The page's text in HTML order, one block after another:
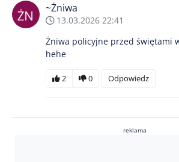
~Żniwa
13.03.2026 22:41
Żniwa policyjne przed świętami
hehe
2 0 Odpowiedz
reklama